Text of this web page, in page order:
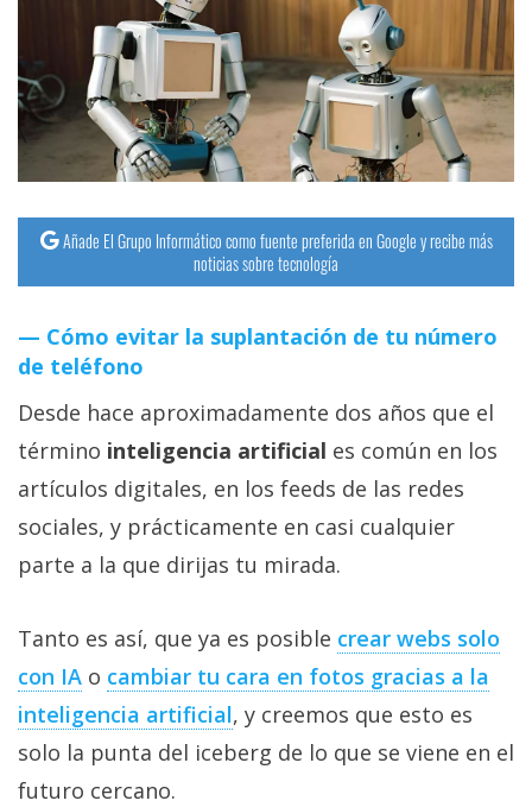
Operadores
Trucos
y
Tutoriales
Ciberseguridad
Sistemas
operativos
Profesional
+
Más
temas
Sorteos
Foros
Contacto
Añade El Grupo Informático como fuente preferida en Google y recibe más
noticias sobre tecnología
Cómo evitar la suplantación de tu número
de teléfono
Desde hace aproximadamente dos años que el
término inteligencia artificial es común en los
artículos digitales, en los feeds de las redes
sociales, y prácticamente en casi cualquier
parte a la que dirijas tu mirada.
Tanto es así, que ya es posible crear webs solo
con IA o cambiar tu cara en fotos gracias a la
inteligencia artificial, y creemos que esto es
solo la punta del iceberg de lo que se viene en el
futuro cercano.